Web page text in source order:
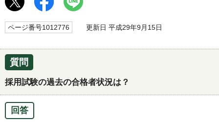
ページ番号1012776 更新日 平成29年9月15日
質問
採用試験の過去の合格者状況は？
回答